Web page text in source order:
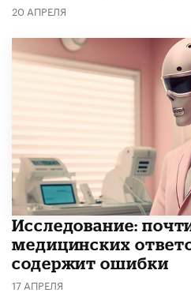
20 АПРЕЛЯ
Исследование:
медицинских
содержит ошибки
17 АПРЕЛЯ